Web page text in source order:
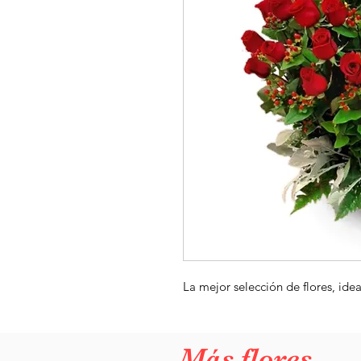
La mejor selección de flores,